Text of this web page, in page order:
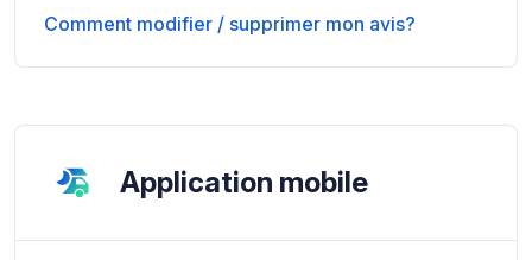
Comment modifier / supprimer mon avis?
Application mobile